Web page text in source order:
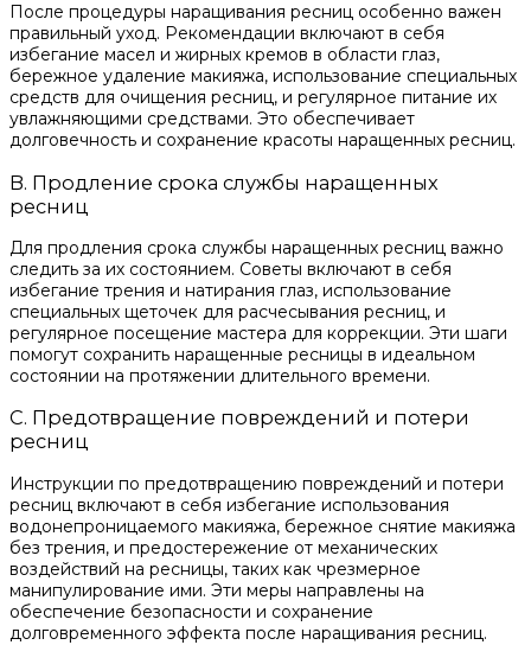
После процедуры наращивания ресниц особенно важен
правильный уход. Рекомендации включают в себя
избегание масел и жирных кремов в области глаз,
бережное удаление макияжа, использование специальных
средств для очищения ресниц, и регулярное питание их
увлажняющими средствами. Это обеспечивает
долговечность и сохранение красоты наращенных ресниц.
B. Продление срока службы наращенных
ресниц
Для продления срока службы наращенных ресниц важно
следить за их состоянием. Советы включают в себя
избегание трения и натирания глаз, использование
специальных щеточек для расчесывания ресниц, и
регулярное посещение мастера для коррекции. Эти шаги
помогут сохранить наращенные ресницы в идеальном
состоянии на протяжении длительного времени.
C. Предотвращение повреждений и потери
ресниц
Инструкции по предотвращению повреждений и потери
ресниц включают в себя избегание использования
водонепроницаемого макияжа, бережное снятие макияжа
без трения, и предостережение от механических
воздействий на ресницы, таких как чрезмерное
манипулирование ими. Эти меры направлены на
обеспечение безопасности и сохранение
долговременного эффекта после наращивания ресниц.